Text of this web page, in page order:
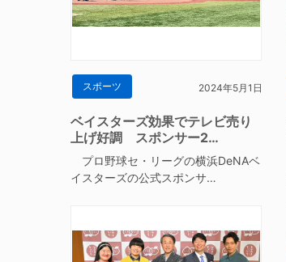
スポーツ 2024年5月1日
ベイスターズ効果でテレビ売り
上げ好調 スポンサー2…
プロ野球セ・リーグの横浜DeNAベ
イスターズの公式スポンサ…